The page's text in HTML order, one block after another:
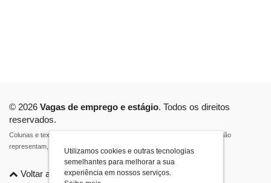
Utilizamos cookies e outras tecnologias
semelhantes para melhorar a sua
experiência em nossos serviços.
© 2026 Vagas de emprego e estágio. Todos os direitos
reservados.
Colunas e textos de opinião são de responsabilidade de seus autores e não
representam, necessariamente, a opinião do Click Riomafra.
Voltar ao topo